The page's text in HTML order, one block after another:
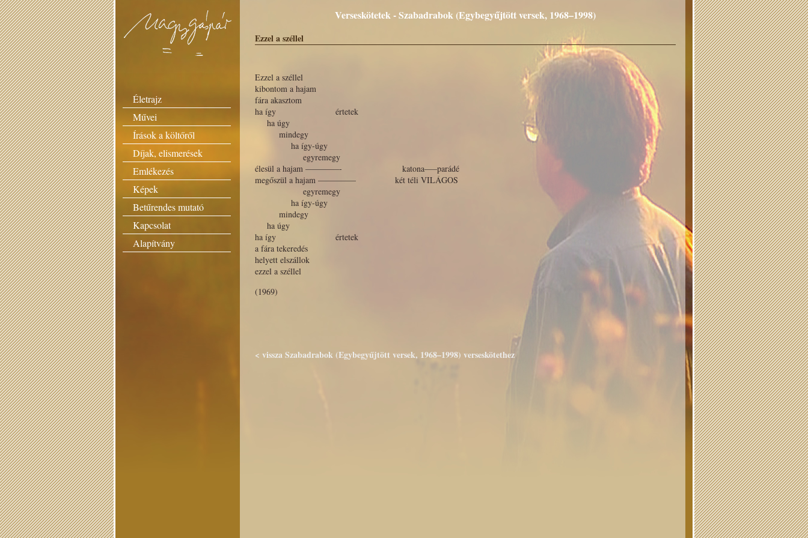
Életrajz
Művei
Írások a költőről
Díjak, elismerések
Emlékezés
Képek
Betűrendes mutató
Kapcsolat
Alapítvány
Verseskötetek - Szabadrabok (Egybegyűjtött versek, 1968–1998)
Ezzel a széllel
Ezzel a széllel
kibontom a hajam
fára akasztom
ha így értetek
ha úgy
mindegy
ha így-úgy
egyremegy
élesül a hajam ————- katona—–parádé
megőszül a hajam ————– két téli VILÁGOS
egyremegy
ha így-úgy
mindegy
ha úgy
ha így értetek
a fára tekeredés
helyett elszállok
ezzel a széllel
(1969)
< vissza Szabadrabok (Egybegyűjtött versek, 1968–1998) verseskötethez